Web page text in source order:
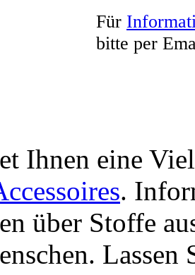
Für
bitte per
Ihnen eine
.
über Stoffe